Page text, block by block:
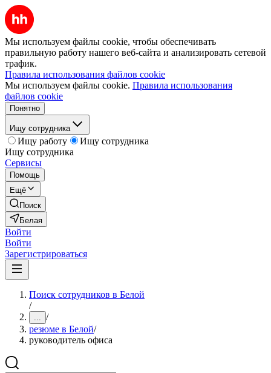
Мы используем файлы cookie, чтобы обеспечивать
правильную работу нашего веб-сайта и анализировать сетевой
трафик.
Правила использования файлов cookie
Мы используем файлы cookie. Правила использования
файлов cookie
Понятно
Ищу сотрудника
Ищу работу
Ищу сотрудника
Ищу сотрудника
Сервисы
Помощь
Ещё
Поиск
Белая
Войти
Войти
Зарегистрироваться
Поиск сотрудников в Белой
/
... /
резюме в Белой/
руководитель офиса